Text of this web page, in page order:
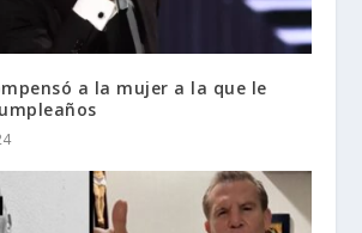
a la mujer a la que le